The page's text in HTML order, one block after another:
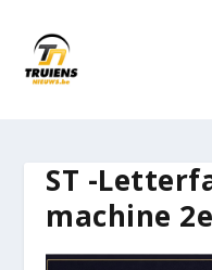
ST -
machine